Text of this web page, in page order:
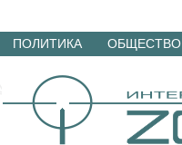
Перейти
материалам
ПОЛИТИКА ОБЩЕСТВО